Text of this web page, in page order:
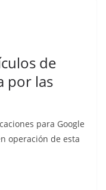
de
por las
para Google
operación de esta